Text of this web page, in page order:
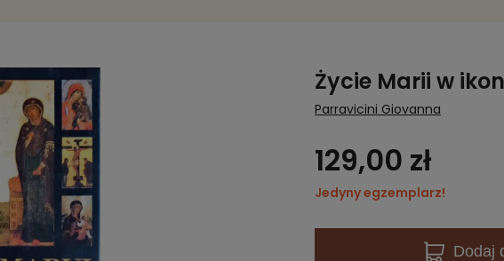
Życie Marii w
Parravicini Giovanna
129,00 zł
Jedyny egzemplarz!
Dodaj